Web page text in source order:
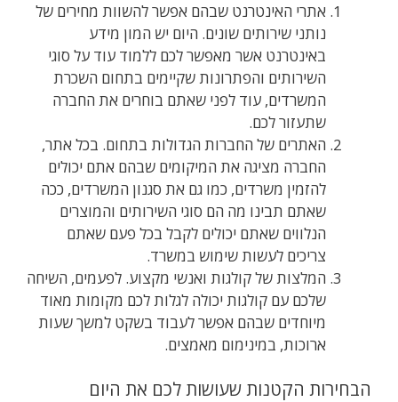
‏אתרי האינטרנט שבהם אפשר להשוות מחירים של
נותני שירותים שונים. היום יש המון מידע
באינטרנט ‏אשר מאפשר לכם ללמוד עוד על סוגי
השירותים והפתרונות שקיימים בתחום השכרת
המשרדים, עוד לפני שאתם בוחרים את החברה
שתעזור לכם.
‏האתרים של החברות הגדולות בתחום. בכל אתר,
החברה מציגה את המיקומים שבהם אתם יכולים
‏להזמין משרדים, כמו גם את סגנון המשרדים, ככה
שאתם ‏תבינו מה הם סוגי השירותים והמוצרים
הנלווים ‏שאתם יכולים לקבל בכל ‏פעם שאתם
צריכים לעשות שימוש במשרד.
‏המלצות של קולגות ואנשי מקצוע. לפעמים, השיחה
שלכם עם קולגות יכולה לגלות לכם מקומות מאוד
מיוחדים שבהם אפשר לעבוד בשקט למשך שעות
ארוכות, במינימום ‏מאמצים.
הבחירות הקטנות שעושות לכם את היום